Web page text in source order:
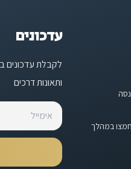
במהלך
עדכונים
לקבלת עדכונים
ותאונות דרכים